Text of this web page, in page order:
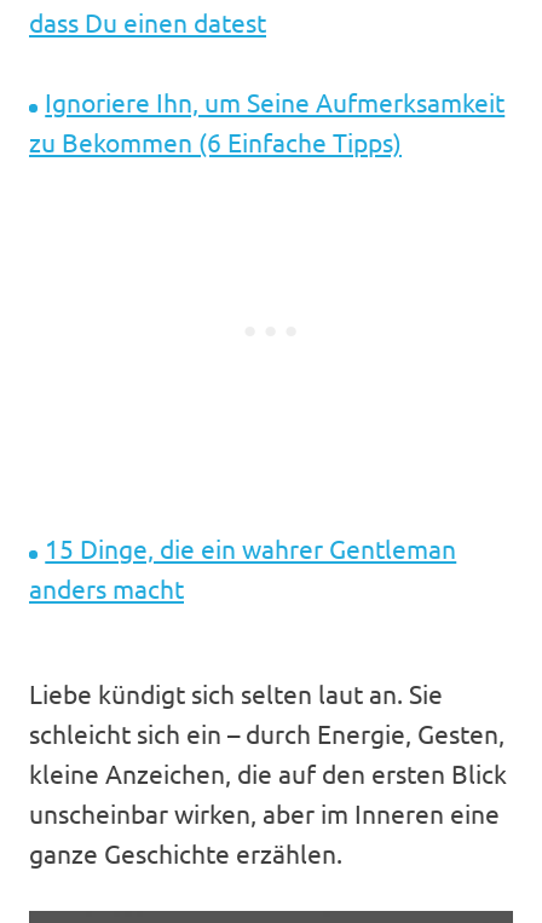
dass Du einen datest
Ignoriere Ihn, um Seine Aufmerksamkeit
zu Bekommen (6 Einfache Tipps)
15 Dinge, die ein wahrer Gentleman
anders macht
Liebe kündigt sich selten laut an. Sie
schleicht sich ein – durch Energie, Gesten,
kleine Anzeichen, die auf den ersten Blick
unscheinbar wirken, aber im Inneren eine
ganze Geschichte erzählen.